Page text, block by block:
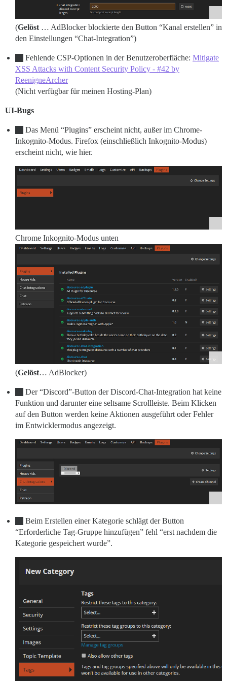
(Gelöst… AdBlocker blockierte den Button “Kanal erstellen” in
den Einstellungen “Chat-Integration”)
Fehlende CSP-Optionen in der Benutzeroberfläche: Mitigate
XSS Attacks with Content Security Policy - #42 by
ReenigneArcher
(Nicht verfügbar für meinen Hosting-Plan)
UI-Bugs
Das Menü “Plugins” erscheint nicht, außer im Chrome-
Inkognito-Modus. Firefox (einschließlich Inkognito-Modus)
erscheint nicht, wie hier.
Chrome Inkognito-Modus unten
(Gelöst… AdBlocker)
Der “Discord”-Button der Discord-Chat-Integration hat keine
Funktion und darunter eine seltsame Scrollleiste. Beim Klicken
auf den Button werden keine Aktionen ausgeführt oder Fehler
im Entwicklermodus angezeigt.
Beim Erstellen einer Kategorie schlägt der Button
“Erforderliche Tag-Gruppe hinzufügen” fehl “erst nachdem die
Kategorie gespeichert wurde”.